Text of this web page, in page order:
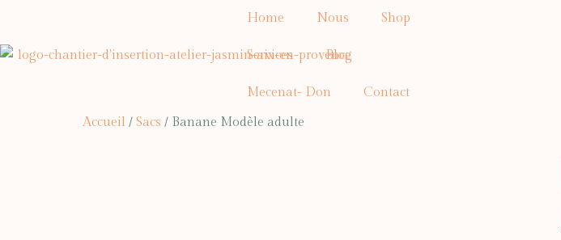
Home Nous Shop
Services Blog
Mecenat- Don
Contact
Accueil / Sacs / Banane Modèle adulte